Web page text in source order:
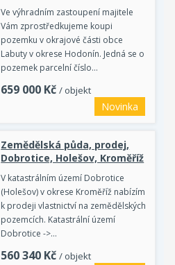
Ve výhradním zastoupení majitele
Vám zprostředkujeme koupi
pozemku v okrajové části obce
Labuty v okrese Hodonín. Jedná se o
pozemek parcelní číslo…
659 000 Kč / objekt
Novinka
Zemědělská půda, prodej,
Dobrotice, Holešov, Kroměříž
V katastrálním území Dobrotice
(Holešov) v okrese Kroměříž nabízím
k prodeji vlastnictví na zemědělských
pozemcích. Katastrální území
Dobrotice ->…
560 340 Kč / objekt